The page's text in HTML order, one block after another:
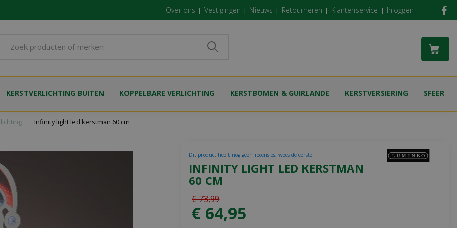
Infinity light led kerstman 60 cm
Over ons Vestigingen Nieuws Retourneren Klantenservice Inloggen
KERSTVERLICHTING BUITEN KOPPELBARE VERLICHTING KERSTBOMEN & GUIRLANDE KERSTVERSIERING SFEER
INFINITY LIGHT LED KERSTMAN
60 CM
Dit product heeft nog geen recensies, wees de eerste
€73,99
€ 64,95